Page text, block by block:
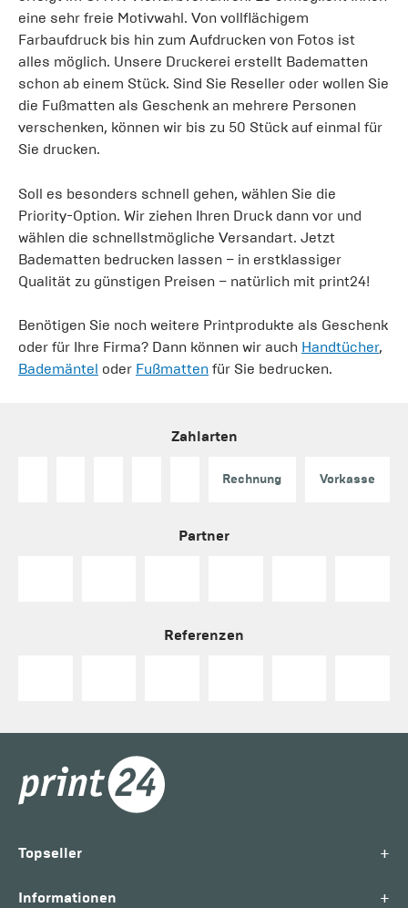
eine sehr freie Motivwahl. Von vollflächigem
Farbaufdruck bis hin zum Aufdrucken von Fotos ist
alles möglich. Unsere Druckerei erstellt Badematten
schon ab einem Stück. Sind Sie Reseller oder wollen Sie
die Fußmatten als Geschenk an mehrere Personen
verschenken, können wir bis zu 50 Stück auf einmal für
Sie drucken.
Soll es besonders schnell gehen, wählen Sie die
Priority-Option. Wir ziehen Ihren Druck dann vor und
wählen die schnellstmögliche Versandart. Jetzt
Badematten bedrucken lassen – in erstklassiger
Qualität zu günstigen Preisen – natürlich mit print24!
Benötigen Sie noch weitere Printprodukte als Geschenk
oder für Ihre Firma? Dann können wir auch Handtücher,
Bademäntel oder Fußmatten für Sie bedrucken.
Zahlarten
Rechnung Vorkasse
Partner
Referenzen
Topseller +
Informationen +